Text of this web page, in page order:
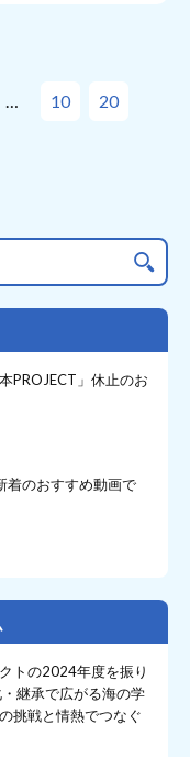
10 20
PROJECT」休止のお
着のおすすめ動画で
トの2024年度を振り
継承で広がる海の学
挑戦と情熱でつなぐ